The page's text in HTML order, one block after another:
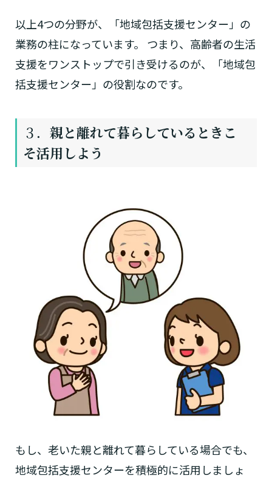
以上4つの分野が、「地域包括支援センター」の
業務の柱になっています。 つまり、高齢者の生活
支援をワンストップで引き受けるのが、「地域包
括支援センター」の役割なのです。
３． 親と離れて暮らしているときこ
そ活用しよう
もし、老いた親と離れて暮らしている場合でも、
地域包括支援センターを積極的に活用しましょ
1つ前に戻る 介護診断を終了
1つ前に戻る 介護診断を終了
1つ前に戻る 介護診断を終了
1つ前に戻る 介護診断を終了
1つ前に戻る 介護診断を終了
1つ前に戻る 介護診断を終了
1つ前に戻る 介護診断を終了